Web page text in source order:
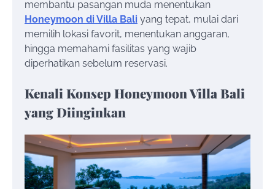
membantu pasangan muda menentukan
Honeymoon di Villa Bali yang tepat, mulai dari
memilih lokasi favorit, menentukan anggaran,
hingga memahami fasilitas yang wajib
diperhatikan sebelum reservasi.
Kenali Konsep Honeymoon Villa Bali
yang Diinginkan